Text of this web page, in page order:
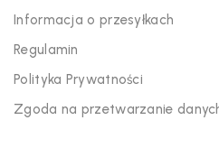
Informacja o przesyłkach
Regulamin
Polityka Prywatności
Zgoda na przetwarzanie